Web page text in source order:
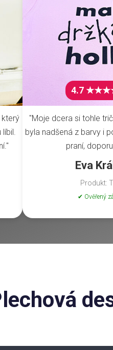
4.7
"Moje dcera si tohle
byla nadšená z barvy i
praní,
Eva
Produkt:
✔ Ověřený